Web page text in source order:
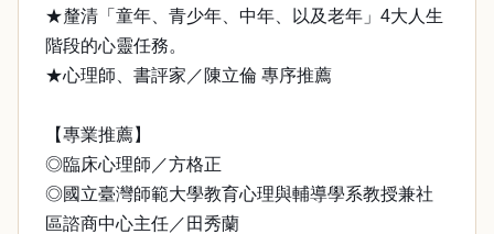
★釐清「童年、青少年、中年、以及老年」4大人生
階段的心靈任務。
★心理師、書評家／陳立倫 專序推薦
【專業推薦】
◎臨床心理師／方格正
◎國立臺灣師範大學教育心理與輔導學系教授兼社
區諮商中心主任／田秀蘭